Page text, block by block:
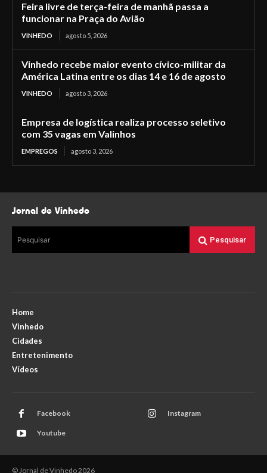
Feira livre de terça-feira de manhã passa a
funcionar na Praça do Avião
VINHEDO agosto 5, 2026
Vinhedo recebe maior evento cívico-militar da
América Latina entre os dias 14 e 16 de agosto
VINHEDO agosto 3, 2026
Empresa de logística realiza processo seletivo
com 35 vagas em Valinhos
EMPREGOS agosto 3, 2026
Jornal de Vinhedo
Pesquisar Pesquisar
Home
Vinhedo
Cidades
Entretenimento
Vídeos
Facebook Instagram
Youtube
© Jornal de Vinhedo 2026